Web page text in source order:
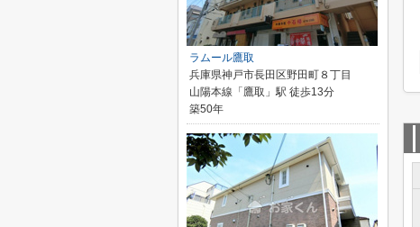
ラムール鷹取
兵庫県神戸市長田区野田町８丁目
山陽本線「鷹取」駅 徒歩13分
築50年